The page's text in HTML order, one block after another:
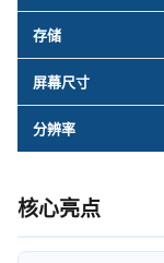
存储
屏幕尺寸
分辨率
核心亮点